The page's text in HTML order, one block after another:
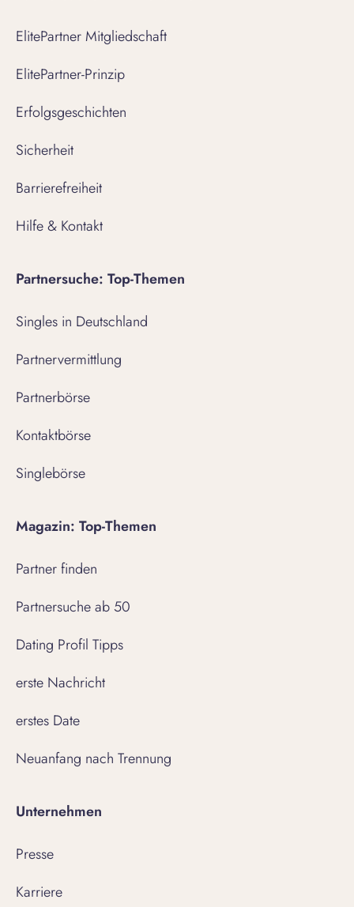
ElitePartner Mitgliedschaft
ElitePartner-Prinzip
Erfolgsgeschichten
Sicherheit
Barrierefreiheit
Hilfe & Kontakt
Partnersuche: Top-Themen
Singles in Deutschland
Partnervermittlung
Partnerbörse
Kontaktbörse
Singlebörse
Magazin: Top-Themen
Partner finden
Partnersuche ab 50
Dating Profil Tipps
erste Nachricht
erstes Date
Neuanfang nach Trennung
Unternehmen
Presse
Karriere